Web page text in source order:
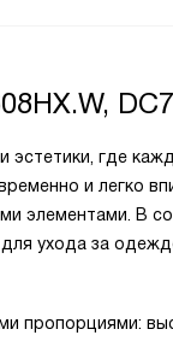
где
и легко
элементами. В
ухода за
пропорциями: